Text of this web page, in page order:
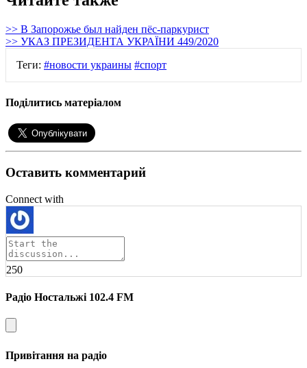
>> В Запорожье был найден пёс-паркурист
>> УКАЗ ПРЕЗИДЕНТА УКРАЇНИ 449/2020
Теги: #новости украины #спорт
Поділитись матеріалом
Оставить комментарий
Connect with
250
Радіо Ностальжі 102.4 FM
Привітання на радіо